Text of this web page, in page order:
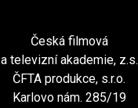
Česká filmová
a televizní akademie, z.s.
ČFTA produkce, s.r.o.
Karlovo nám. 285/19